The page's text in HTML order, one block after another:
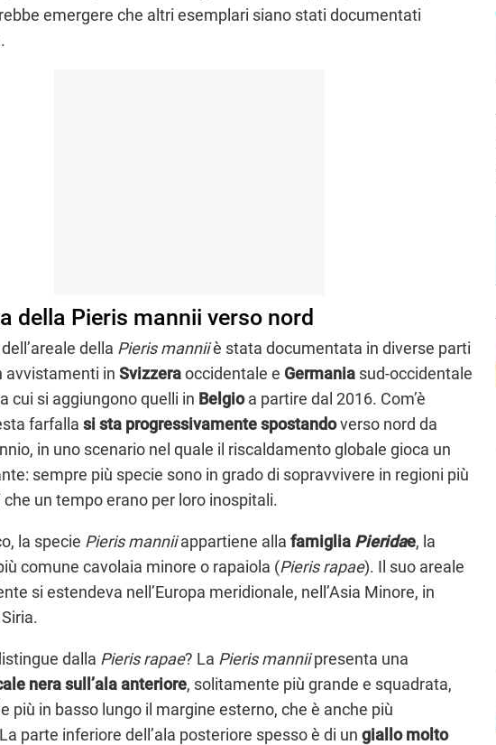
emergere che altri esemplari siano stati documentati
della Pieris mannii verso nord
della Pieris manniiè stata documentata in diverse parti
avvistamenti in Svizzeraoccidentale e Germania sud-occidentale
cui si aggiungono quelli in Belgioa partire dal 2016. Com’è
farfalla si sta progressivamente spostandoverso nord da
in uno scenario nel quale il riscaldamento globale gioca un
sempre più specie sono in grado di sopravvivere in regioni più
un tempo erano per loro inospitali.
la specie Pieris manniiappartiene alla famiglia Pieridae, la
comune cavolaia minore o rapaiola (Pieris rapae). Il suo areale
si estendeva nell’Europa meridionale, nell’Asia Minore, in
dalla Pieris rapae? La Pieris manniipresenta una
nera sull’ala anteriore, solitamente più grande e squadrata,
più in basso lungo il margine esterno, che è anche più
parte inferiore dell’ala posteriore spesso è di un giallo molto